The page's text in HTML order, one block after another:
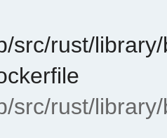
src/rust/
src/rust/